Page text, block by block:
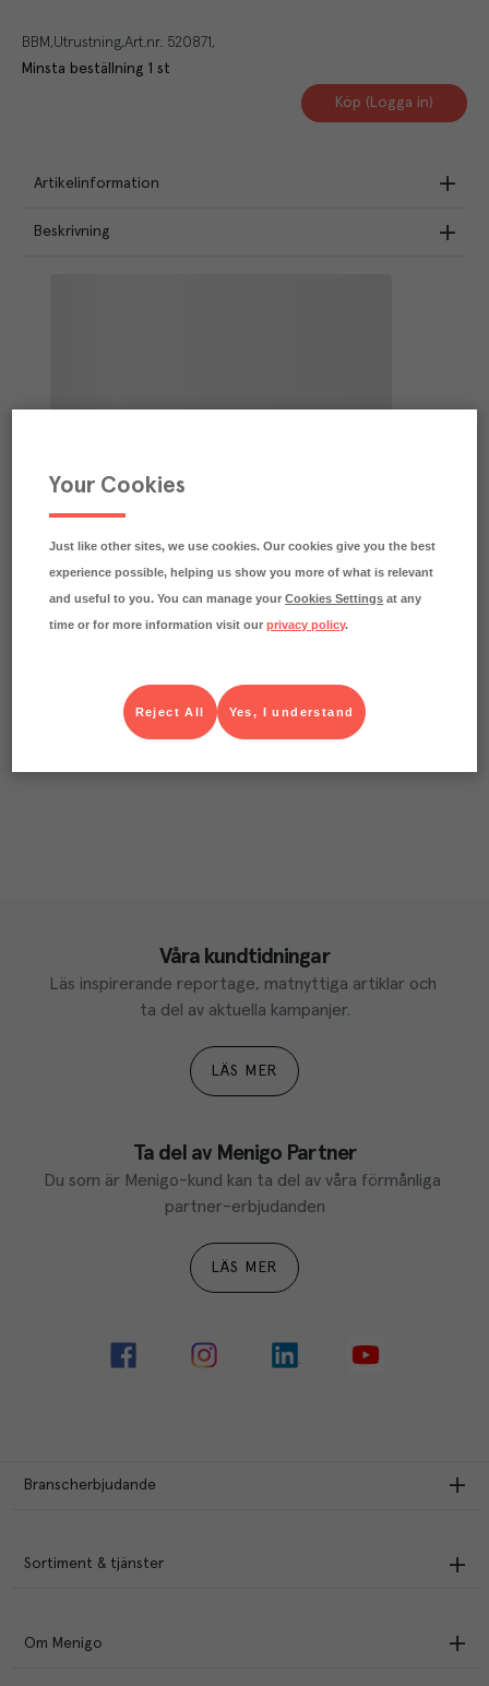
BBM Utrustning Art.nr. 520871
Minsta beställning 1 st
Köp (Logga in)
Artikelinformation
Beskrivning
Våra kundtidningar
Läs inspirerande reportage, matnyttiga artiklar och
ta del av aktuella kampanjer.
LÄS MER
Ta del av Menigo Partner
Du som är Menigo-kund kan ta del av våra förmånliga
partner-erbjudanden
LÄS MER
Branscherbjudande
Sortiment & tjänster
Om Menigo
Your Cookies
Just like other sites, we use cookies. Our cookies give you the best
experience possible, helping us show you more of what is relevant
and useful to you. You can manage yourCookies Settings at any
time or for more information visit ourprivacy policy.
Yes, I understand
Reject All